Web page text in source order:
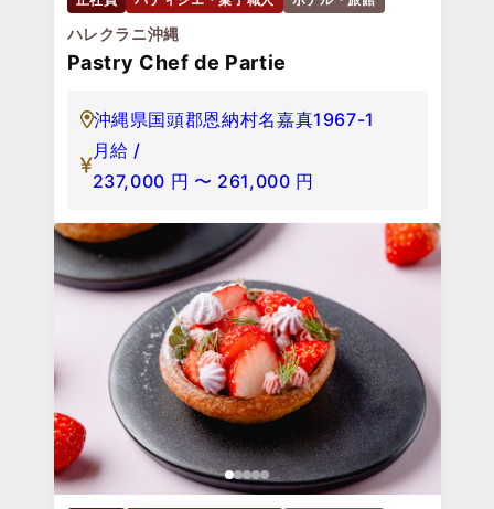
ハレクラニ沖縄
Pastry Chef de Partie
沖縄県国頭郡恩納村名嘉真1967-1
月給 /
237,000 円 〜 261,000 円